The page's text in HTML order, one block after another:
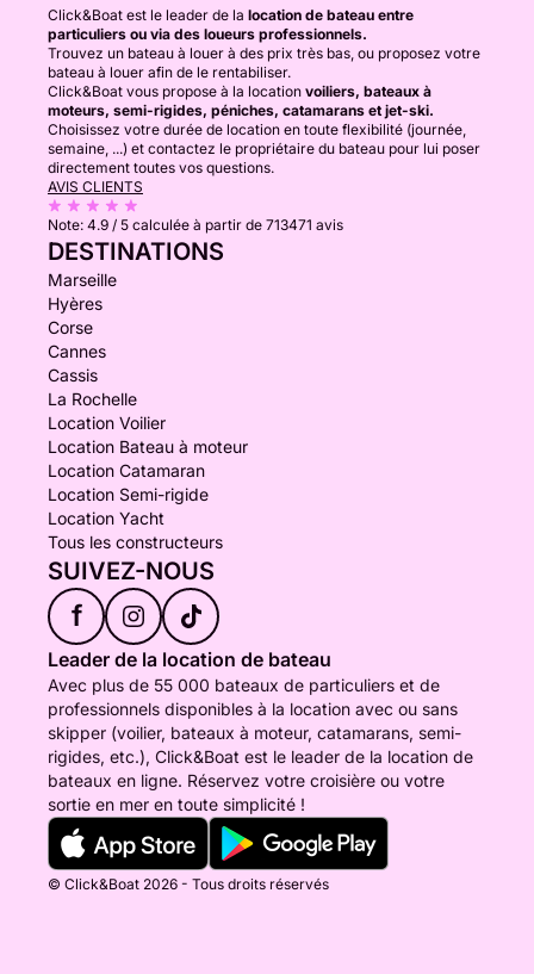
Click&Boat est le leader de la location de bateau entre
particuliers ou via des loueurs professionnels.
Trouvez un bateau à louer à des prix très bas, ou proposez votre
bateau à louer afin de le rentabiliser.
Click&Boat vous propose à la location voiliers, bateaux à
moteurs, semi-rigides, péniches, catamarans et jet-ski.
Choisissez votre durée de location en toute flexibilité (journée,
semaine, ...) et contactez le propriétaire du bateau pour lui poser
directement toutes vos questions.
AVIS CLIENTS
Note: 4.9 / 5 calculée à partir de 713471 avis
DESTINATIONS
Marseille
Hyères
Corse
Cannes
Cassis
La Rochelle
Location Voilier
Location Bateau à moteur
Location Catamaran
Location Semi-rigide
Location Yacht
Tous les constructeurs
SUIVEZ-NOUS
f
Leader de la location de bateau
Avec plus de 55 000 bateaux de particuliers et de
professionnels disponibles à la location avec ou sans
skipper (voilier, bateaux à moteur, catamarans, semi-
rigides, etc.), Click&Boat est le leader de la location de
bateaux en ligne. Réservez votre croisière ou votre
sortie en mer en toute simplicité !
© Click&Boat 2026 - Tous droits réservés